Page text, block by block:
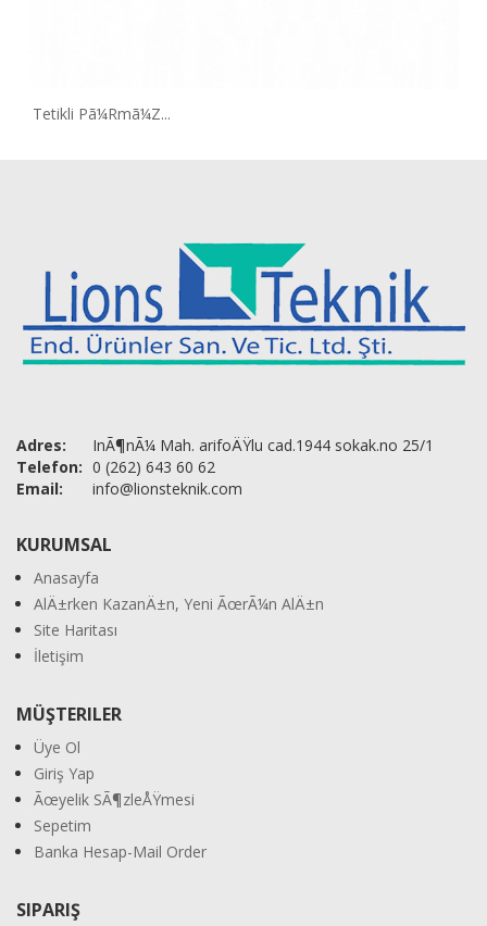
Tetikli Pã¼Rmã¼Z...
Adres:
InÃ¶nÃ¼ Mah. arifoÄŸlu cad.1944 sokak.no 25/1
Telefon: 0 (262) 643 60 62
Email:
info@lionsteknik.com
KURUMSAL
Anasayfa
AlÄ±rken KazanÄ±n, Yeni ÃœrÃ¼n AlÄ±n
Site Haritası
İletişim
MÜŞTERILER
Üye Ol
Giriş Yap
Ãœyelik SÃ¶zleÅŸmesi
Sepetim
Banka Hesap-Mail Order
SIPARIŞ